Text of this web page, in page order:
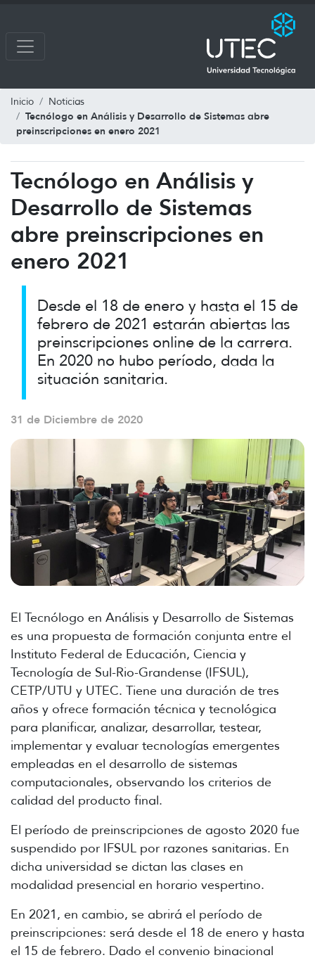
Inicio Noticias
Tecnólogo en Análisis y Desarrollo de Sistemas abre
preinscripciones en enero 2021
Tecnólogo en Análisis y
Desarrollo de Sistemas
abre preinscripciones en
enero 2021
Desde el 18 de enero y hasta el 15 de
febrero de 2021 estarán abiertas las
preinscripciones online de la carrera.
En 2020 no hubo período, dada la
situación sanitaria.
31 de Diciembre de 2020
El Tecnólogo en Análisis y Desarrollo de Sistemas
es una propuesta de formación conjunta entre el
Instituto Federal de Educación, Ciencia y
Tecnología de Sul-Rio-Grandense (IFSUL),
CETP/UTU y UTEC. Tiene una duración de tres
años y ofrece formación técnica y tecnológica
para planificar, analizar, desarrollar, testear,
implementar y evaluar tecnologías emergentes
empleadas en el desarrollo de sistemas
computacionales, observando los criterios de
calidad del producto final.
El período de preinscripciones de agosto 2020 fue
suspendido por IFSUL por razones sanitarias. En
dicha universidad se dictan las clases en
modalidad presencial en horario vespertino.
En 2021, en cambio, se abrirá el período de
preinscripciones: será desde el 18 de enero y hasta
el 15 de febrero. Dado el convenio binacional